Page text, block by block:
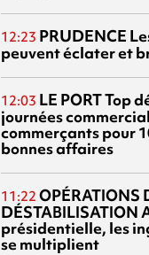
12:23 PRUDENCE
peuvent éclater et
12:03 LE PORTTop
journées
commerçants pour
bonnes affaires
11:22 OPÉRATIONS
DÉSTABILISATION
présidentielle, les
se multiplient